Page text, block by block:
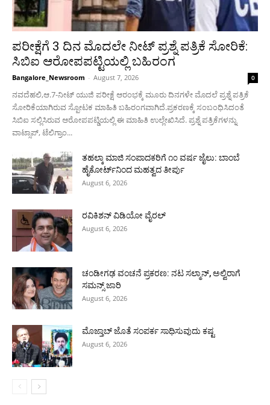
ಪರೀಕ್ಷೆಗೆ 3 ದಿನ ಮೊದಲೇ ನೀಟ್ ಪ್ರಶ್ನೆ ಪತ್ರಿಕೆ ಸೋರಿಕೆ:
ಸಿಬಿಐ ಆರೋಪಪಟ್ಟಿಯಲ್ಲಿ ಬಹಿರಂಗ
Bangalore_Newsroom - August 7, 2026 0
ನವದೆಹಲಿ,ಆ.7-ನೀಟ್ ಯುಜಿ ಪರೀಕ್ಷೆ ಆರಂಭಕ್ಕೆ ಮೂರು ದಿನಗಳೇ ಮೊದಲೆ‌ ಪ್ರಶ್ನೆ ಪತ್ರಿಕೆ
ಸೋರಿಕೆಯಾಗಿರುವ ಸ್ಪೋಟಕ ಮಾಹಿತಿ ಬಹಿರಂಗವಾಗಿದೆ.ಪ್ರಕರಣಕ್ಕೆ ಸಂಬಂಧಿಸಿದಂತೆ
ಸಿಬಿಐ ಸಲ್ಲಿಸಿರುವ ಆರೋಪಪಟ್ಡಿಯಲ್ಲಿ ಈ ಮಾಹಿತಿ ಉಲ್ಲೇಖಿಸಿದೆ. ಪ್ರಶ್ನೆ ಪತ್ರಿಕೆಗಳನ್ನು
ವಾಟ್ಸಾಪ್, ಟೆಲಿಗ್ರಾಂ...
ತಹಲ್ಕಾ ಮಾಜಿ ಸಂಪಾದಕರಿಗೆ ೧೦ ವರ್ಷ ಜೈಲು: ಬಾಂಬೆ
ಹೈಕೋರ್ಟ್‌ನಿಂದ ಮಹತ್ವದ ತೀರ್ಪು
August 6, 2026
ರವಿಕಿಶನ್ ವಿಡಿಯೋ ವೈರಲ್
August 6, 2026
ಚಂಡೀಗಢ ವಂಚನೆ ಪ್ರಕರಣ: ನಟ ಸಲ್ಮಾನ್, ಅಲ್ವಿರಾಗೆ
ಸಮನ್ಸ್ ಜಾರಿ
August 6, 2026
ಮೊಜ್ತಾಬ್ ಜೊತೆ ಸಂಪರ್ಕ ಸಾಧಿಸುವುದು ಕಷ್ಟ
August 6, 2026